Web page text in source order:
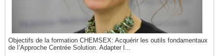
Objectifs de la formation CHEMSEX: Acquérir les outils fondamentaux
de l’Approche Centrée Solution. Adapter l...